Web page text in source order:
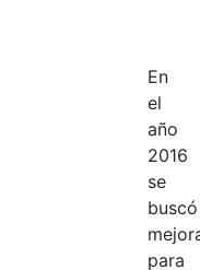
En
el
año
2016
se
buscó
para